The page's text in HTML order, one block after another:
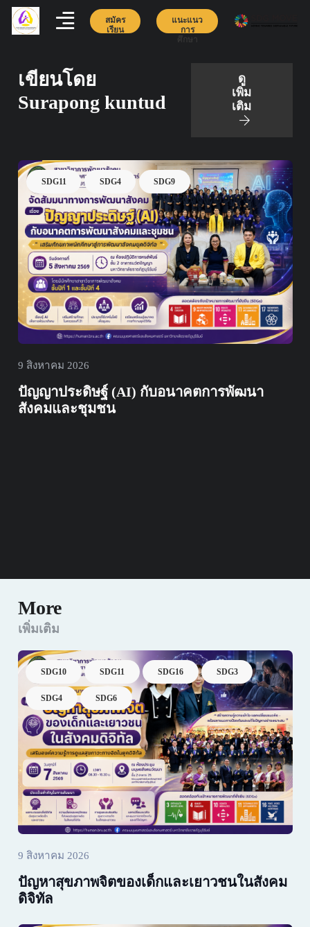
สมัคร
เรียน
แนะแนว
การ
เขียนโดย
Surapong kuntud
ดู
เพิ่ม
เติม
SDG4 งานประกันคุณภาพ
2 สิงหาคม 2026
สาขาวิชาการพัฒนาสังคม คณะมนุษยศาสตร์
และสังคมศาสตร์ มหาวิทยาลัยราชภัฏบุรีรัมย์
More
เพิ่มเติม
SDG10 SDG11 SDG16 SDG3
SDG4 SDG6
9 สิงหาคม 2026
ปัญหาสุขภาพจิตของเด็กและเยาวชนในสังคม
ดิจิทัล